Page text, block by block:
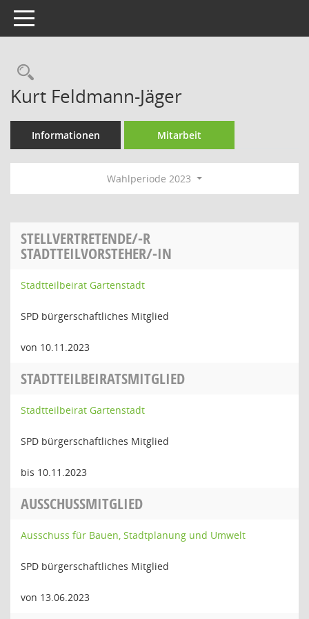
Toggle navigation
Rechercheauswahl
Kurt Feldmann-Jäger
Informationen Mitarbeit
Wahlperiode 2023
STELLVERTRETENDE/-R
STADTTEILVORSTEHER/-IN
Stadtteilbeirat Gartenstadt
SPD bürgerschaftliches Mitglied
von 10.11.2023
STADTTEILBEIRATSMITGLIED
Stadtteilbeirat Gartenstadt
SPD bürgerschaftliches Mitglied
bis 10.11.2023
AUSSCHUSSMITGLIED
Ausschuss für Bauen, Stadtplanung und Umwelt
SPD bürgerschaftliches Mitglied
von 13.06.2023